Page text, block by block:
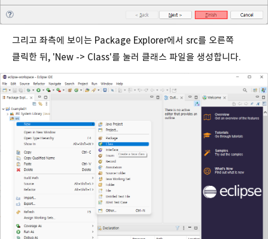
그리고 좌측에 보이는 Package Explorer에서 src를 오른쪽
클릭한 뒤, 'New -> Class'를 눌러 클래스 파일을 생성합니다.